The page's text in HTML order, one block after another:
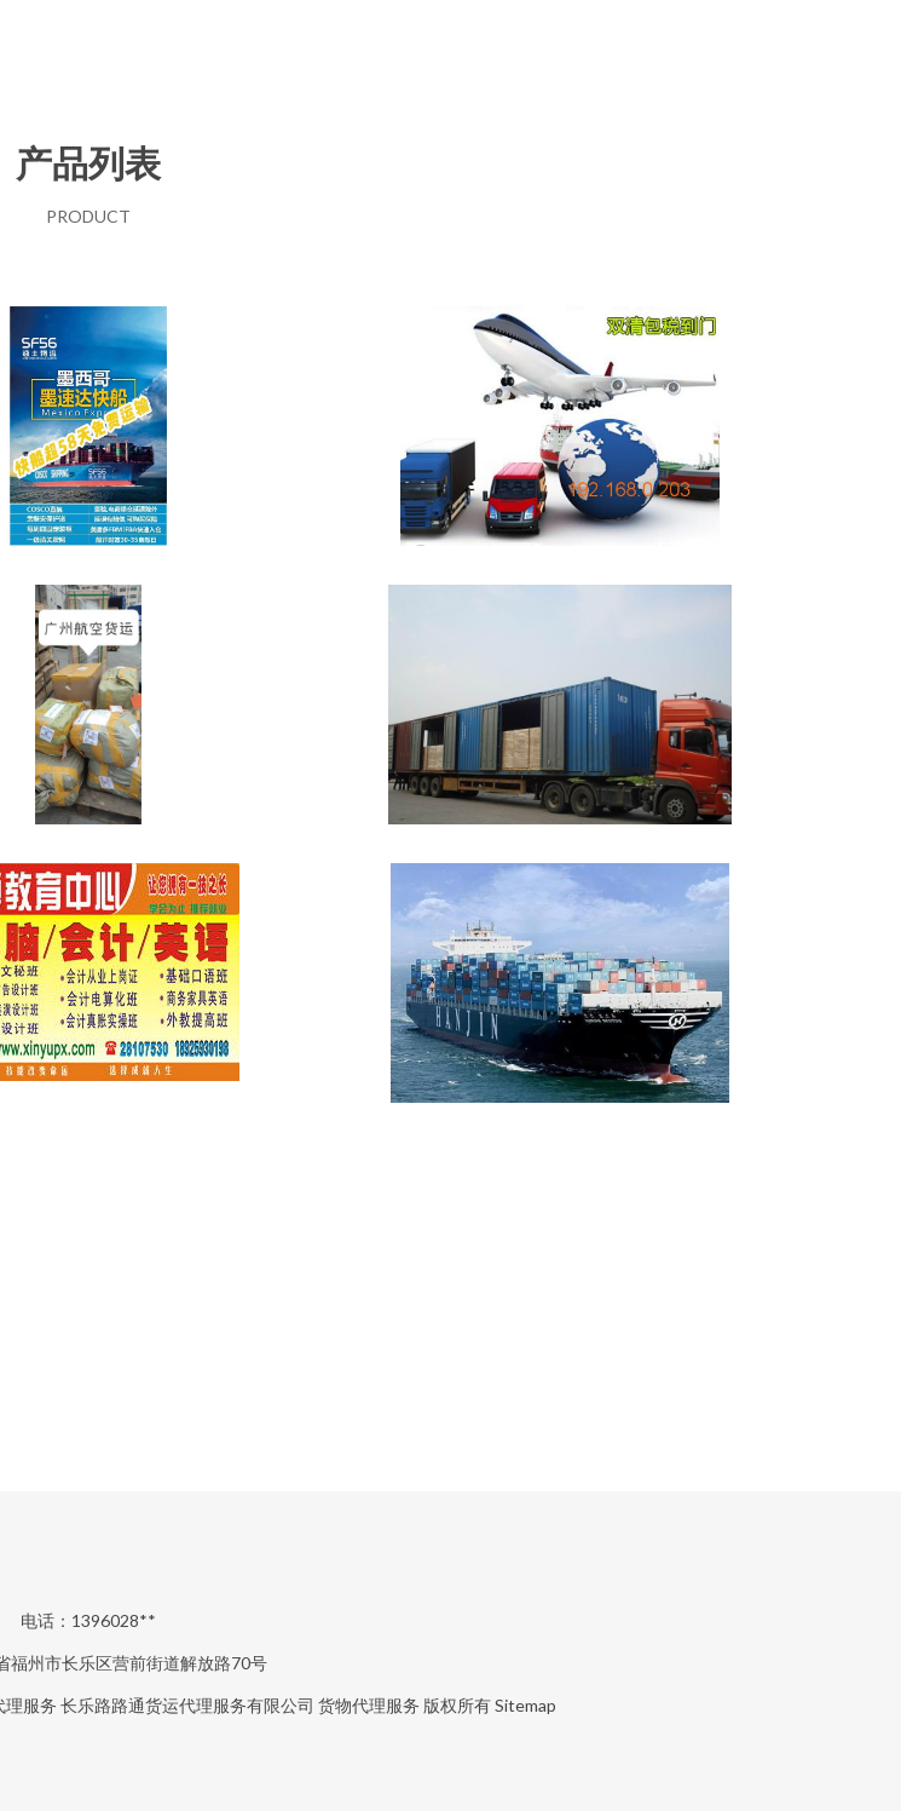
产品列表
PRODUCT
电话：1396028**
福州市长乐区营前街道解放路70号
理服务 长乐路路通货运代理服务有限公司 货物代理服务 版权所有Sitemap